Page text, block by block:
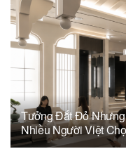
Tưởng Đắt Đỏ
Nhiều Người Việt